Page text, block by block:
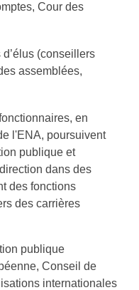
Cour des
(conseillers
assemblées,
en
l'ENA, poursuivent
publique et
dans des
des fonctions
des carrières
publique
Conseil de
internationales